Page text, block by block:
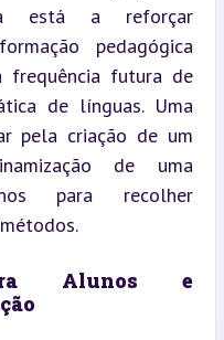
está a reforçar
pedagógica
frequência futura de
de línguas. Uma
pela criação de um
de uma
para recolher
Alunos e